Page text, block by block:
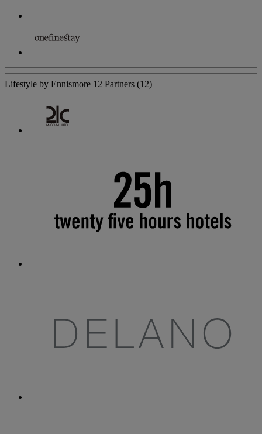
Lifestyle by Ennismore 12 Partners (12)